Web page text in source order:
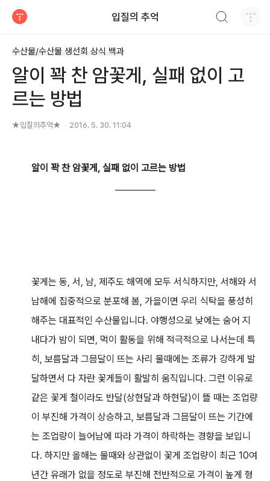
입질의 추억
수산물/수산물 생선회 상식 백과
알이 꽉 찬 암꽃게, 실패 없이 고
르는 방법
★입질의추억★ 2016. 5. 30. 11:04
알이 꽉 찬 암꽃게, 실패 없이 고르는 방법
꽃게는 동, 서, 남, 제주도 해역에 모두 서식하지만, 서해와 서
남해에 집중적으로 분포해 봄, 가을이면 우리 식탁을 풍성히
해주는 대표적인 수산물입니다. 야행성으로 낮에는 숨어 지
내다가 밤이 되면, 먹이 활동을 위해 적극적으로 나서는데 특
히, 보름달과 그믐달이 뜨는 사리 물때에는 조류가 강하게 발
달하면서 다 자란 꽃게들이 활발히 움직입니다. 그런 이유로
같은 꽃게 철이라도 반달(상현달과 하현달)이 뜰 때는 조업량
이 부진해 가격이 상승하고, 보름달과 그믐달이 뜨는 기간에
는 조업량이 늘어남에 따라 가격이 하락하는 경향을 보입니
다. 하지만 올해는 물때와 상관없이 꽃게 조업량이 최근 10여
년간 유래가 없을 정도로 부진해 전반적으로 가격이 높게 형